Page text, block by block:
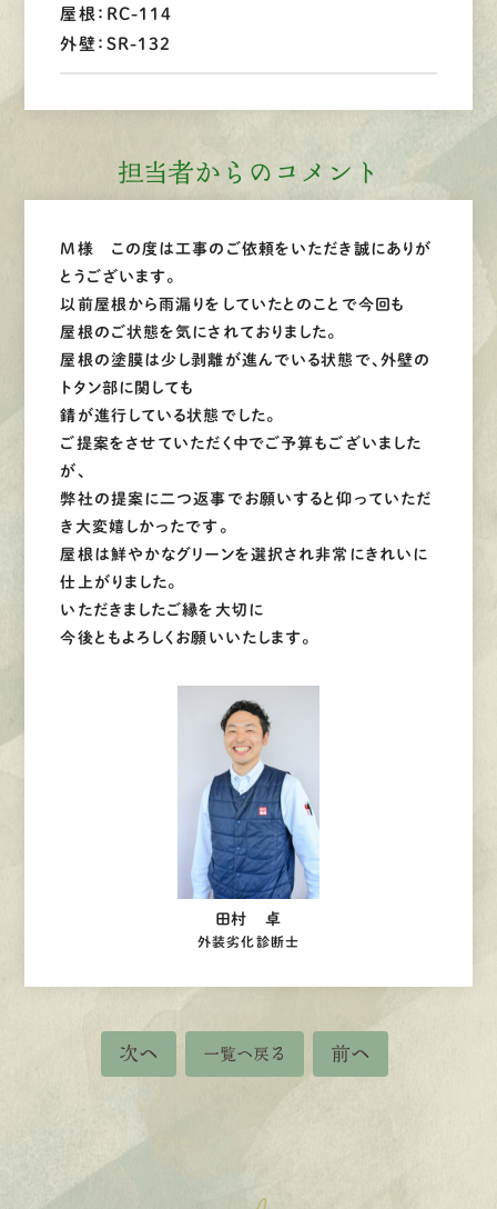
屋根：RC-114
外壁：SR-132
担当者からのコメント
M様 この度は工事のご依頼をいただき誠にありが
とうございます。
以前屋根から雨漏りをしていたとのことで今回も
屋根のご状態を気にされておりました。
屋根の塗膜は少し剥離が進んでいる状態で、外壁の
トタン部に関しても
錆が進行している状態でした。
ご提案をさせていただく中でご予算もございました
が、
弊社の提案に二つ返事でお願いすると仰っていただ
き大変嬉しかったです。
屋根は鮮やかなグリーンを選択され非常にきれいに
仕上がりました。
いただきましたご縁を大切に
今後ともよろしくお願いいたします。
田村 卓
外装劣化診断士
次へ 一覧へ戻る 前へ